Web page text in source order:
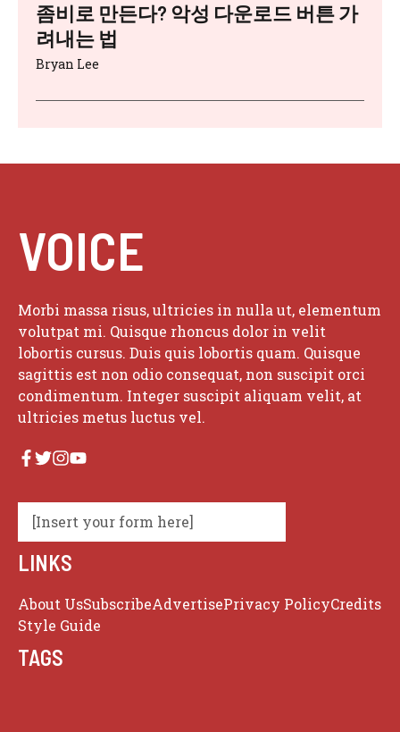
좀비로 만든다? 악성 다운로드 버튼 가
려내는 법
Bryan Lee
VOICE
Morbi massa risus, ultricies in nulla ut, elementum
volutpat mi. Quisque rhoncus dolor in velit
lobortis cursus. Duis quis lobortis quam. Quisque
sagittis est non odio consequat, non suscipit orci
condimentum. Integer suscipit aliquam velit, at
ultricies metus luctus vel.
[Insert your form here]
LINKS
About UsSubscribeAdvertisePrivacy PolicyCredits
Style Guide
TAGS